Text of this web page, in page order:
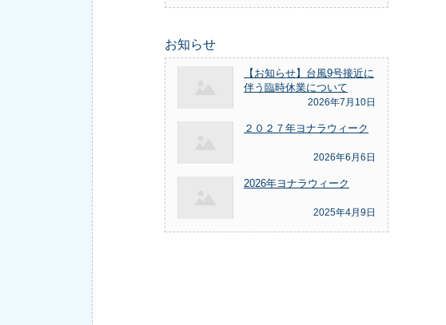
お知らせ
【お知らせ】台風9号接近に
伴う臨時休業について
2026年7月10日
２０２７年ヨナラウィーク
2026年6月6日
2026年ヨナラウィーク
2025年4月9日